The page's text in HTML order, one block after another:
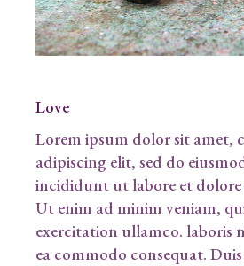
Love
Lorem ipsum dolor sit amet,
adipiscing elit, sed do
incididunt ut labore et dolore
Ut enim ad minim veniam,
exercitation ullamco. laboris
ea commodo consequat.